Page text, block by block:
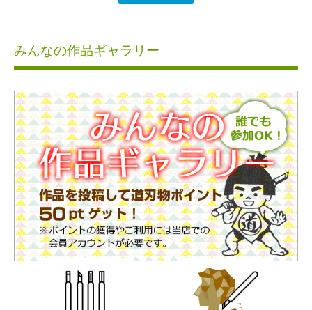
みんなの作品ギャラリー